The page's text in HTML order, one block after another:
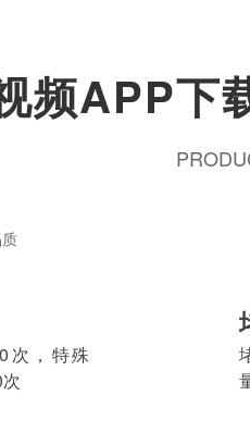
频APP下
次，特殊